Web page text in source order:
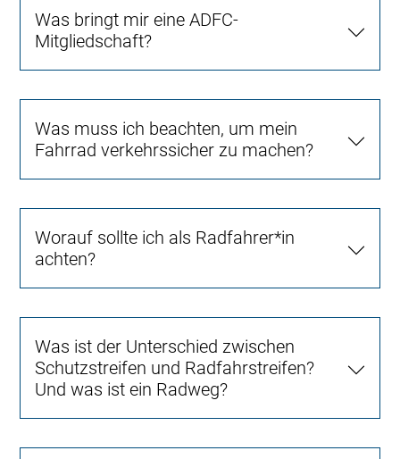
Was bringt mir eine ADFC-
Mitgliedschaft?
Was muss ich beachten, um mein
Fahrrad verkehrssicher zu machen?
Worauf sollte ich als Radfahrer*in
achten?
Was ist der Unterschied zwischen
Schutzstreifen und Radfahrstreifen?
Und was ist ein Radweg?